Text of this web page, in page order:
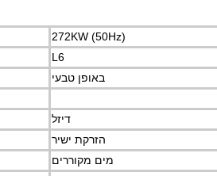
272KW (50Hz)
L6
באופן טבעי
דיזל
הזרקת ישיר
מים מקוררים